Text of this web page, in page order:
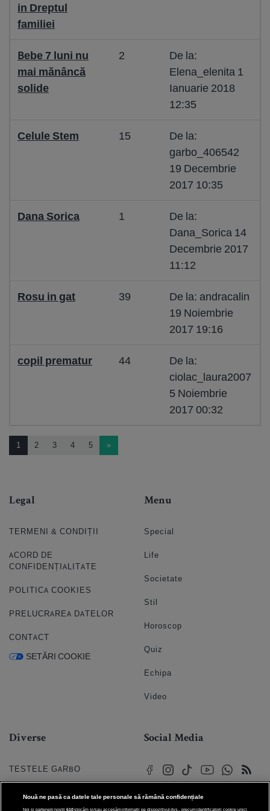
in Dreptul
familiei
Bebe 7 luni nu
mai mănâncă
solide
2
De la:
Elena_elenita 1
Ianuarie 2018
12:35
Celule Stem 15
De la:
garbo_406542
19 Decembrie
2017 10:35
Dana Sorica 1
De la:
Dana_Sorica 14
Decembrie 2017
11:12
Rosu in gat 39
De la: andracalin
19 Noiembrie
2017 19:16
copil prematur 44
De la:
ciolac_laura2007
5 Noiembrie
2017 00:32
1 2 3 4 5 »
Legal
TERMENI & CONDIȚII
ACORD DE
CONFIDENȚIALITATE
POLITICA COOKIES
PRELUCRAREA DATELOR
CONTACT
SETĂRI COOKIE
Menu
Special
Life
Societate
Stil
Horoscop
Quiz
Echipa
Video
Diverse
TESTELE GARBO
HOROSCOP
Social Media
Nouă ne pasă ca datele tale personale să rămână confidențiale
Noi și partenerii noștri 610stocăm și/sau accesăm informații pe dispozitivul dvs., precum identificatorii cookie unici